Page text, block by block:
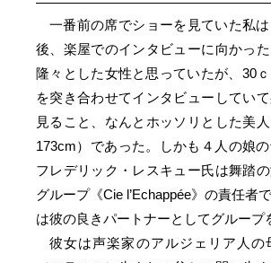
一番前の席でショーを見ていた私
後、楽屋でのインタビューに向かっ
隆々とした女性と思っていたが、30
を突き合わせてインタビューしてい
見ること、なんとホッソリとした美
173cm）であった。しかも４人の娘
フレデリック・レスキュー氏は舞踏の
グループ《Cie l’Echappée》の責任者
は彼の良きパートナーとしてグループ
彼女は声楽家のアルジェリア人の